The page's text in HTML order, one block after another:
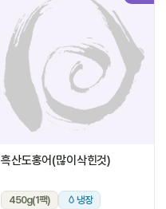
흑산도홍어(많이삭힌것)
450g(1팩) 냉장